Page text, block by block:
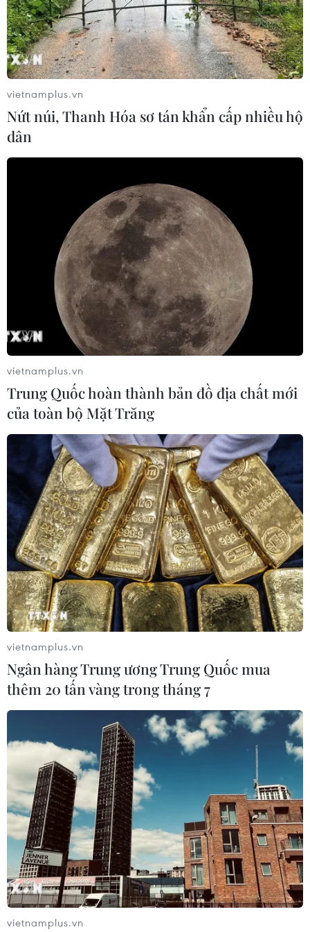
CAEXPO 2021: Việt Nam giới thiệu các sản
phẩm có sức cạnh tranh
Việt Nam trưng bày các sản phẩm có sức cạnh tranh và
phát triển thị trường xuất khẩu tại Trung Quốc và
ASEAN, gồm nông lâm thuỷ sản và thực phẩm chế biến,
đồ gỗ và thủ công mỹ nghệ.
Malaysia: ASEAN-Trung Quốc cần các
sáng kiến chung về bong bóng đi lại
10/09/2021 10:12
Theo Thủ tướng Malaysia, ASEAN và Trung Quốc cần
tiếp tục hợp tác, duy trì quan hệ thương mại đa phương,
tạo điều kiện thuận lợi cho khu vực trong quá trình khôi
phục kinh tế.
Tăng thương mại ASEAN-Trung Quốc
giúp thúc đẩy phục hồi kinh tế
vietnamplus.vn
Nứt núi, Thanh Hóa sơ tán khẩn cấp nhiều hộ
dân
vietnamplus.vn
Trung Quốc hoàn thành bản đồ địa chất mới
của toàn bộ Mặt Trăng
vietnamplus.vn
Ngân hàng Trung ương Trung Quốc mua
thêm 20 tấn vàng trong tháng 7
vietnamplus.vn